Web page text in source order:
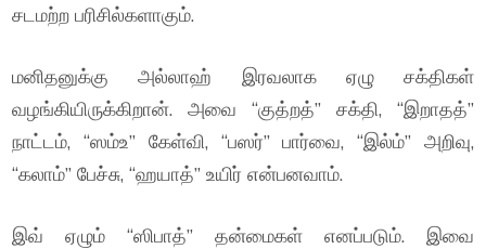
சடமற்ற பரிசில்களாகும்.
மனிதனுக்கு அல்லாஹ் இரவலாக ஏழு சக்திகள்
வழங்கியிருக்கிறான். அவை “குத்றத்” சக்தி, “இறாதத்”
நாட்டம், “ஸம்உ” கேள்வி, “பஸர்” பார்வை, “இல்ம்” அறிவு,
“கலாம்” பேச்சு, “ஹயாத்” உயிர் என்பனவாம்.
இவ் ஏழும் “ஸிபாத்” தன்மைகள் எனப்படும். இவை